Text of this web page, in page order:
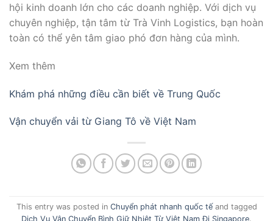
hội kinh doanh lớn cho các doanh nghiệp. Với dịch vụ
chuyên nghiệp, tận tâm từ Trà Vinh Logistics, bạn hoàn
toàn có thể yên tâm giao phó đơn hàng của mình.
Xem thêm
Khám phá những điều cần biết về Trung Quốc
Vận chuyển vải từ Giang Tô về Việt Nam
This entry was posted in Chuyển phát nhanh quốc tếand tagged
Dịch Vụ Vận Chuyển Bình Giữ Nhiệt Từ Việt Nam Đi Singapore.